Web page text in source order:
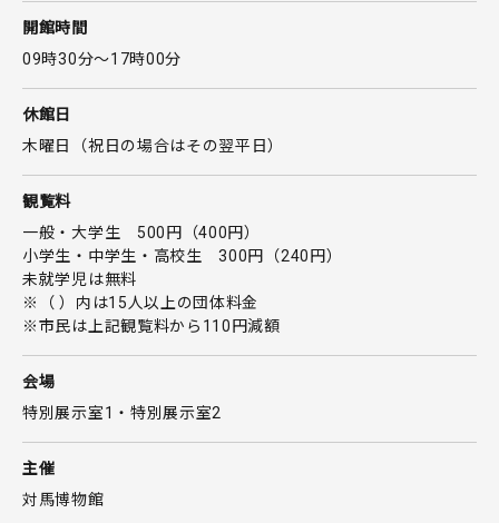
開館時間
09時30分〜17時00分
休館日
木曜日（祝日の場合はその翌平日）
観覧料
一般・大学生 500円（400円）
小学生・中学生・高校生 300円（240円）
未就学児は無料
※（ ）内は15人以上の団体料金
※市民は上記観覧料から110円減額
会場
特別展示室1・特別展示室2
主催
対馬博物館